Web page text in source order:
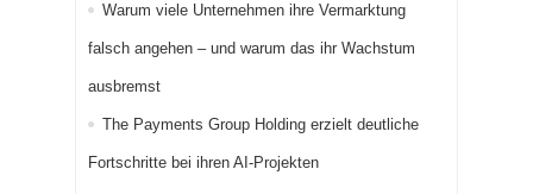
Warum viele Unternehmen ihre Vermarktung
falsch angehen – und warum das ihr Wachstum
ausbremst
The Payments Group Holding erzielt deutliche
Fortschritte bei ihren AI-Projekten